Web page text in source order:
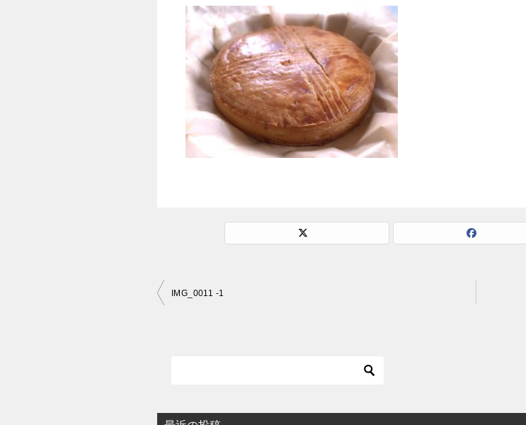
投
IMG_0011 -1